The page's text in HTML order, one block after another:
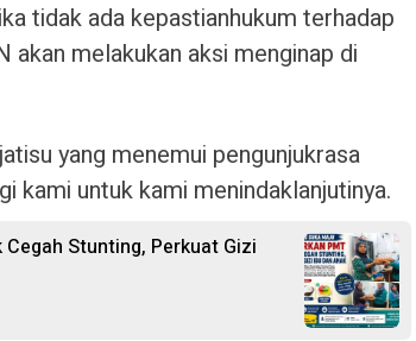
tidak ada kepastianhukum terhadap
akan melakukan aksi menginap di
yang menemui pengunjukrasa
kami untuk kami menindaklanjutinya.
Stunting, Perkuat Gizi